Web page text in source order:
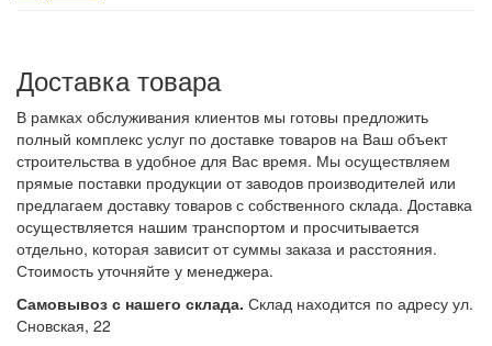
Доставка товара
В рамках обслуживания клиентов мы готовы предложить
полный комплекс услуг по доставке товаров на Ваш объект
строительства в удобное для Вас время. Мы осуществляем
прямые поставки продукции от заводов производителей или
предлагаем доставку товаров с собственного склада. Доставка
осуществляется нашим транспортом и просчитывается
отдельно, которая зависит от суммы заказа и расстояния.
Стоимость уточняйте у менеджера.
Самовывоз с нашего склада. Склад находится по адресу ул.
Сновская, 22